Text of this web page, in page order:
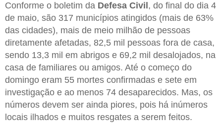
Conforme o boletim da Defesa Civil , do final do dia 4
de maio, são 317 municípios atingidos (mais de 63%
das cidades), mais de meio milhão de pessoas
diretamente afetadas, 82,5 mil pessoas fora de casa,
sendo 13,3 mil em abrigos e 69,2 mil desalojados, na
casa de familiares ou amigos. Até o começo do
domingo eram 55 mortes confirmadas e sete em
investigação e ao menos 74 desaparecidos. Mas, os
números devem ser ainda piores, pois há inúmeros
locais ilhados e muitos resgates a serem feitos.